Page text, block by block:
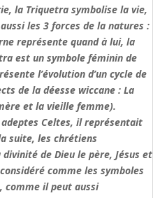
la Triquetra symbolise la vie,
les 3 forces de la natures :
représente quand à lui, la
est un symbole féminin de
l’évolution d’un cycle de
de la déesse wiccane : La
et la vieille femme).
Celtes, il représentait
suite, les chrétiens
de Dieu le père, Jésus et
comme les symboles
comme il peut aussi